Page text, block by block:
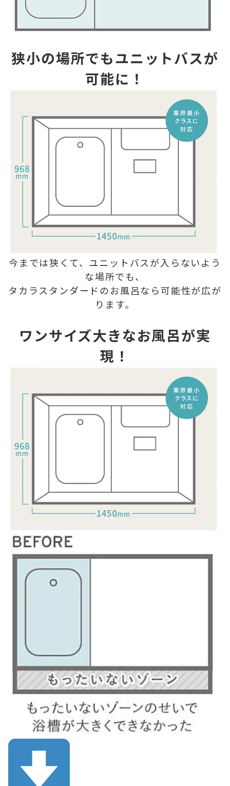
狭小の場所でもユニットバスが
可能に！
今までは狭くて、ユニットバスが入らないよう
な場所でも、
タカラスタンダードのお風呂なら可能性が広が
ります。
ワンサイズ大きなお風呂が実
現！